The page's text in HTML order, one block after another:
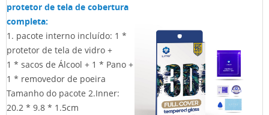
protetor de tela de cobertura
completa:
1. pacote interno incluído: 1 *
protetor de tela de vidro +
1 * sacos de Álcool + 1 * Pano +
1 * removedor de poeira
Tamanho do pacote 2.Inner:
20.2 * 9.8 * 1.5cm